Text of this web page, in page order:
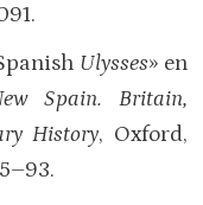
Ulysses» en
Spain. Britain,
History, Oxford,